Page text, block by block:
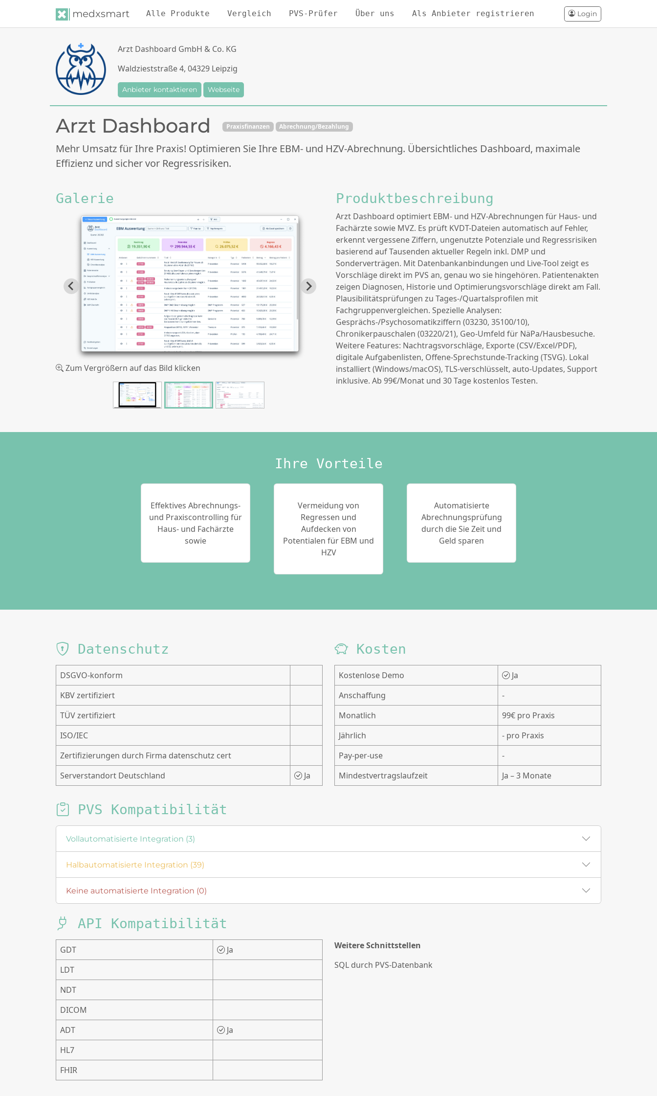
medxsmart Alle Produkte Vergleich PVS-Prüfer Über uns Als Anbieter registrieren Login
Arzt Dashboard GmbH & Co. KG
Waldzieststraße 4, 04329 Leipzig
Anbieter kontaktieren Webseite
Arzt Dashboard Praxisfinanzen Abrechnung/Bezahlung
Mehr Umsatz für Ihre Praxis! Optimieren Sie Ihre EBM- und HZV-Abrechnung. Übersichtliches Dashboard, maximale
Effizienz und sicher vor Regressrisiken.
Galerie
Zum Vergrößern auf das Bild klicken
Produktbeschreibung
Arzt Dashboard optimiert EBM- und HZV-Abrechnungen für Haus- und
Fachärzte sowie MVZ. Es prüft KVDT-Dateien automatisch auf Fehler,
erkennt vergessene Ziffern, ungenutzte Potenziale und Regressrisiken
basierend auf Tausenden aktueller Regeln inkl. DMP und
Sonderverträgen. Mit Datenbankanbindungen und Live-Tool zeigt es
Vorschläge direkt im PVS an, genau wo sie hingehören. Patientenakten
zeigen Diagnosen, Historie und Optimierungsvorschläge direkt am Fall.
Plausibilitätsprüfungen zu Tages-/Quartalsprofilen mit
Fachgruppenvergleichen. Spezielle Analysen:
Gesprächs-/Psychosomatikziffern (03230, 35100/10),
Chronikerpauschalen (03220/21), Geo-Umfeld für NäPa/Hausbesuche.
Weitere Features: Nachtragsvorschläge, Exporte (CSV/Excel/PDF),
digitale Aufgabenlisten, Offene-Sprechstunde-Tracking (TSVG). Lokal
installiert (Windows/macOS), TLS-verschlüsselt, auto-Updates, Support
inklusive. Ab 99€/Monat und 30 Tage kostenlos Testen.
Ihre Vorteile
Effektives Abrechnungs-
und Praxiscontrolling für
Haus- und Fachärzte
sowie
Vermeidung von
Regressen und
Aufdecken von
Potentialen für EBM und
HZV
Automatisierte
Abrechnungsprüfung
durch die Sie Zeit und
Geld sparen
Datenschutz
DSGVO-konform
KBV zertifiziert
TÜV zertifiziert
ISO/IEC
Zertifizierungen durch Firma datenschutz cert
Serverstandort Deutschland
Ja
Kosten
Kostenlose Demo
Ja
Anschaffung
-
Monatlich
99€ pro Praxis
Jährlich
- pro Praxis
Pay-per-use
-
Mindestvertragslaufzeit
Ja – 3 Monate
PVS Kompatibilität
Vollautomatisierte Integration (3)
Halbautomatisierte Integration (39)
Keine automatisierte Integration (0)
API Kompatibilität
GDT
Ja
LDT
NDT
DICOM
ADT
Ja
HL7
FHIR
Weitere Schnittstellen
SQL durch PVS-Datenbank